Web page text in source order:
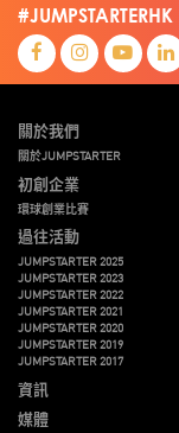
#JUMPSTARTERHK
關於我們
關於JUMPSTARTER
初創企業
環球創業比賽
過往活動
JUMPSTARTER 2025
JUMPSTARTER 2023
JUMPSTARTER 2022
JUMPSTARTER 2021
JUMPSTARTER 2020
JUMPSTARTER 2019
JUMPSTARTER 2017
資訊
媒體